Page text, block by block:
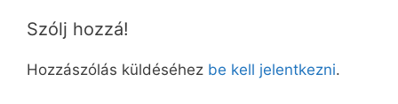
Szólj hozzá!
Hozzászólás küldéséhez be kell jelentkezni.